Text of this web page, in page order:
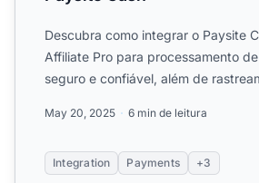
Descubra como integrar o Paysite
Affiliate Pro para processamento
seguro e confiável, além de
May 20, 2025 6 min de leitura
Integration Payments +3